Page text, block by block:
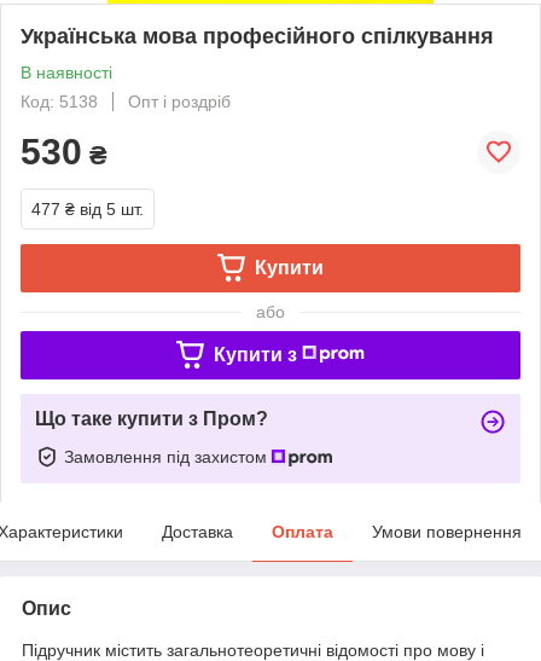
Українська мова професійного спілкування
В наявності
Код: 5138
Опт і роздріб
530 ₴
477 ₴ від 5 шт.
Купити
або
Купити з
Що таке купити з Пром?
Замовлення під захистом
Доставка Оплата Умови повернення
Опис
Підручник містить загальнотеоретичні відомості про мову і